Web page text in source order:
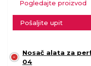
Pogledajte proizvod
Pošaljite upit
Nosač alata za
04